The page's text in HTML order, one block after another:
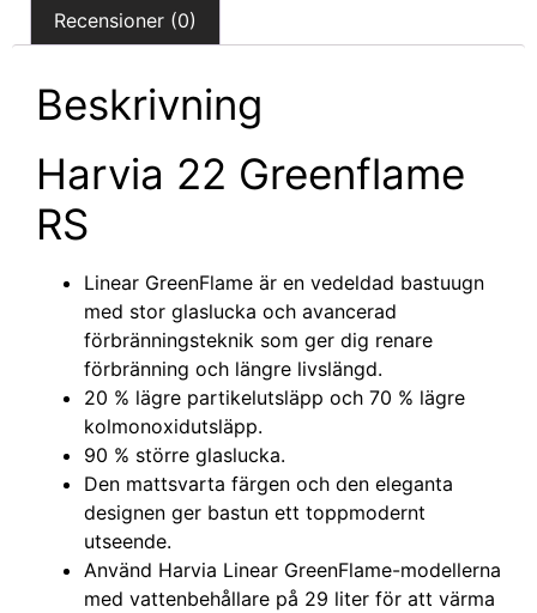
Recensioner (0)
Beskrivning
Harvia 22 Greenflame
RS
Linear GreenFlame är en vedeldad bastuugn
med stor glaslucka och avancerad
förbränningsteknik som ger dig renare
förbränning och längre livslängd.
20 % lägre partikelutsläpp och 70 % lägre
kolmonoxidutsläpp.
90 % större glaslucka.
Den mattsvarta färgen och den eleganta
designen ger bastun ett toppmodernt
utseende.
Använd Harvia Linear GreenFlame-modellerna
med vattenbehållare på 29 liter för att värma